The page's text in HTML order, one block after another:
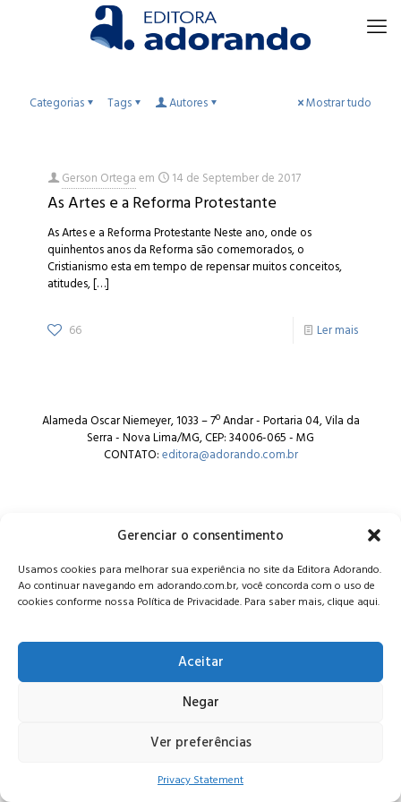
Gerenciar o consentimento
Usamos cookies para melhorar sua experiência no site da Editora Adorando.
Ao continuar navegando em adorando.com.br, você concorda com o uso de
cookies conforme nossa Política de Privacidade. Para saber mais, clique aqui.
Aceitar
Negar
Ver preferências
Privacy Statement
Categorias Tags Autores Mostrar tudo
Gerson Ortegaem 14 de September de 2017
As Artes e a Reforma Protestante
As Artes e a Reforma Protestante Neste ano, onde os
quinhentos anos da Reforma são comemorados, o
Cristianismo esta em tempo de repensar muitos conceitos,
atitudes,[…]
66 Ler mais
Alameda Oscar Niemeyer, 1033 – 7º Andar - Portaria 04, Vila da
Serra - Nova Lima/MG, CEP: 34006-065 - MG
CONTATO:editora@adorando.com.br
© Editora Adorando 2026. Todos os direitos reservados.
Consulte nossapolítica de privacidade.